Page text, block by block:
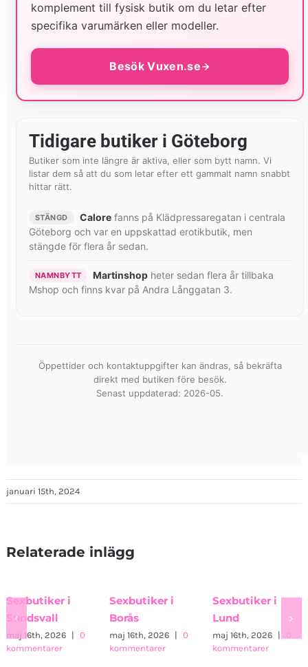
komplement till fysisk butik om du letar efter
specifika varumärken eller modeller.
Besök Vuxen.se
Tidigare butiker i Göteborg
Butiker som inte längre är aktiva, eller som bytt namn. Vi
listar dem så att du som letar efter ett gammalt namn snabbt
hittar rätt.
STÄNGD Calorefanns på Klädpressaregatan i centrala
Göteborg och var en uppskattad erotikbutik, men
stängde för flera år sedan.
NAMNBYTT Martinshop heter sedan flera år tillbaka
Mshop och finns kvar på Andra Långgatan 3.
Öppettider och kontaktuppgifter kan ändras, så bekräfta
direkt med butiken före besök.
Senast uppdaterad: 2026-05.
januari 15th, 2024
Relaterade inlägg
Sexbutiker i
Borås
maj 16th, 2026
kommentarer
Sexbutiker i
Lund
maj 16th, 2026
kommentarer